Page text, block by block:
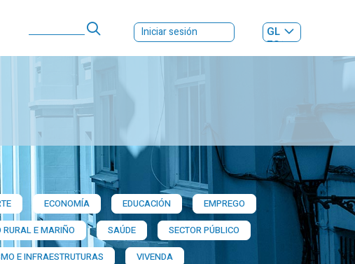
Iniciar sesión
GL
ES|
ECONOMÍA EDUCACIÓN
EMPREGO
RURAL E MARIÑO SAÚDE
SECTOR PÚBLICO
E INFRAESTRUTURAS VIVENDA